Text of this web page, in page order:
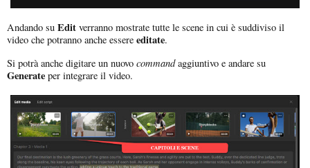
Andando su Edit verranno mostrate tutte le scene in cui è suddiviso il
video che potranno anche essere editate.
Si potrà anche digitare un nuovo commandaggiuntivo e andare su
Generate per integrare il video.